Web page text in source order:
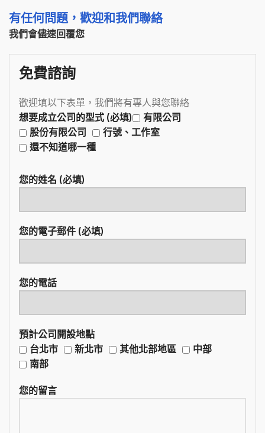
有任何問題，歡迎和我們聯絡
我們會儘速回覆您
免費諮詢
歡迎填以下表單，我們將有專人與您聯絡
想要成立公司的型式 (必填)
有限公司
股份有限公司
行號、工作室
還不知道哪一種
您的姓名 (必填)
您的電子郵件 (必填)
您的電話
預計公司開設地點
台北市
新北市 其他北部地區
中部
南部
您的留言